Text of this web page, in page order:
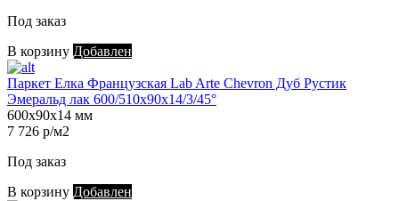
Под заказ
В корзину Добавлен
Паркет Елка Французская Lab Arte Chevron Дуб Рустик
Эмеральд лак 600/510х90х14/3/45°
600х90х14 мм
7 726 р/м2
Под заказ
В корзину Добавлен